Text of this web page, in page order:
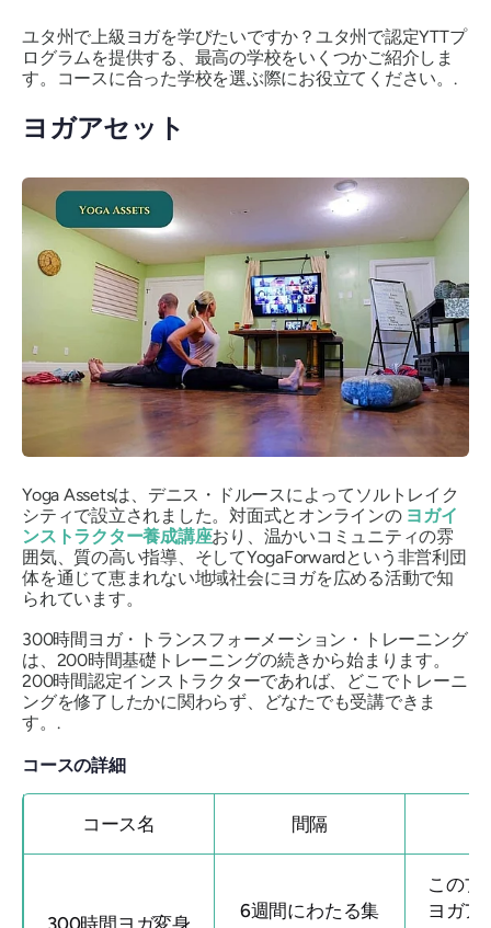
ユタ州で上級ヨガを学びたいですか？ユタ州で認定YTTプ
ログラムを提供する、最高の学校をいくつかご紹介しま
す。コースに合った学校を選ぶ際にお役立てください。.
ヨガアセット
Yoga Assetsは、デニス・ドルースによってソルトレイク
シティで設立されました。対面式とオンラインの ヨガイ
ンストラクター養成講座おり、温かいコミュニティの雰
囲気、質の高い指導、そしてYogaForwardという非営利団
体を通じて恵まれない地域社会にヨガを広める活動で知
られています。
300時間ヨガ・トランスフォーメーション・トレーニング
は、200時間基礎トレーニングの続きから始まります。
200時間認定インストラクターであれば、どこでトレーニ
ングを修了したかに関わらず、どなたでも受講できま
す。.
コースの詳細
コース名 間隔
300時間ヨガ変身
6週間にわたる集
このプ
ヨガア